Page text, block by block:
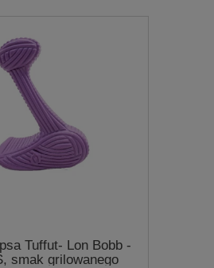
Tuffut- Lon Bobb -
smak grilowanego